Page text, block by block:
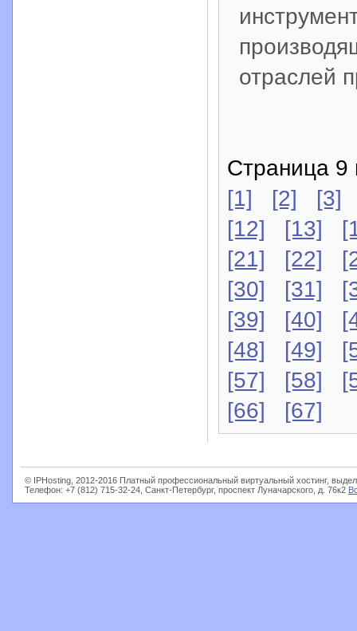
отраслей
Страница 9
[1]
[2]
[3]
[12]
[13]
[21]
[22]
[30]
[31]
[39]
[40]
[48]
[49]
[57]
[58]
[66]
[67]
© IPHosting, 2012-2016 Платный профессиональный виртуальный хостинг,
Телефон: +7 (812) 715-32-24, Санкт-Петербург, проспект Луначарского, д. 76к2